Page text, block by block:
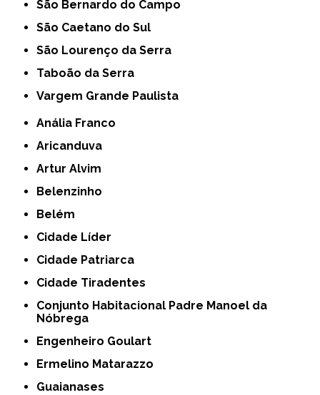
São Bernardo do Campo
São Caetano do Sul
São Lourenço da Serra
Taboão da Serra
Vargem Grande Paulista
Anália Franco
Aricanduva
Artur Alvim
Belenzinho
Belém
Cidade Líder
Cidade Patriarca
Cidade Tiradentes
Conjunto Habitacional Padre Manoel da
Nóbrega
Engenheiro Goulart
Ermelino Matarazzo
Guaianases